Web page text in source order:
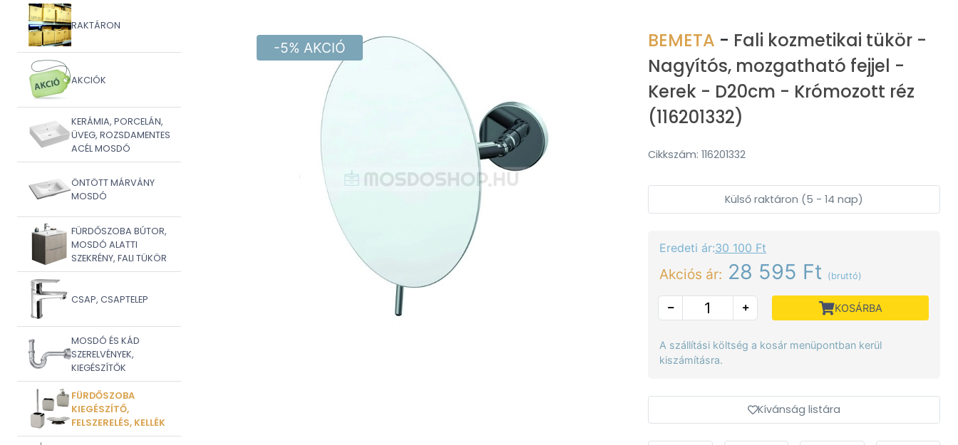
RAKTÁRON
AKCIÓK
KERÁMIA, PORCELÁN,
ÜVEG, ROZSDAMENTES
ACÉL MOSDÓ
ÖNTÖTT MÁRVÁNY
MOSDÓ
FÜRDŐSZOBA BÚTOR,
MOSDÓ ALATTI
SZEKRÉNY, FALI TÜKÖR
CSAP, CSAPTELEP
MOSDÓ ÉS KÁD
SZERELVÉNYEK,
KIEGÉSZÍTŐK
FÜRDŐSZOBA
KIEGÉSZÍTŐ,
FELSZERELÉS, KELLÉK
-5% AKCIÓ BEMETA - Fali kozmetikai tükör -
Nagyítós, mozgatható fejjel -
Kerek - D20cm - Krómozott réz
(116201332)
Cikkszám: 116201332
Külső raktáron (5 - 14 nap)
Eredeti ár:30 100 Ft
Akciós ár: 28 595 Ft (bruttó)
KOSÁRBA
A szállítási költség a kosár menüpontban kerül
kiszámításra.
Kívánság listára